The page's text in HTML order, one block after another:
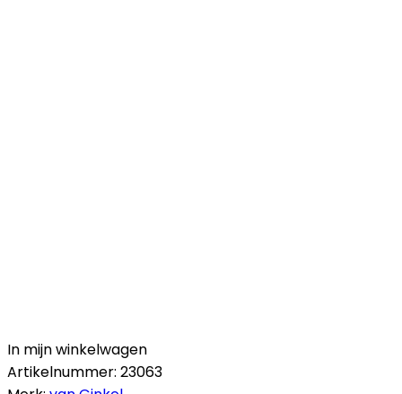
In mijn winkelwagen
Artikelnummer: 23063